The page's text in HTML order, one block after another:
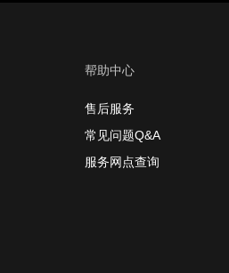
帮助中心
售后服务
常见问题Q&A
服务网点查询